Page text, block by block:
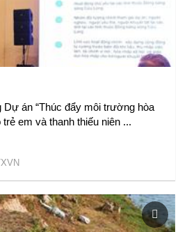
án “Thúc đẩy môi trường hòa
em và thanh thiếu niên ...